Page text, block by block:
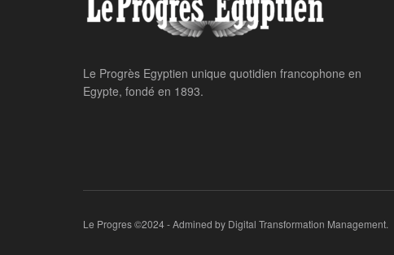
Sports
Mondial-2026:
malgré son nul